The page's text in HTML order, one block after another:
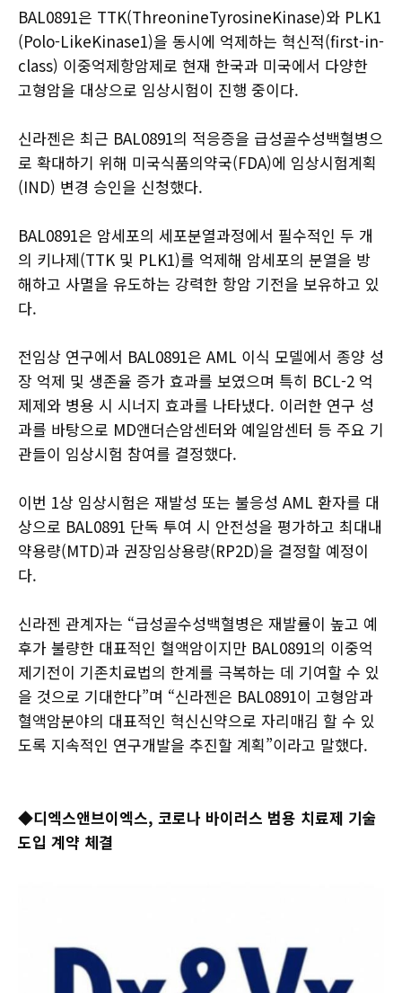
BAL0891은 TTK(ThreonineTyrosineKinase)와 PLK1
(Polo-LikeKinase1)을 동시에 억제하는 혁신적(first-in-
class) 이중억제항암제로 현재 한국과 미국에서 다양한
고형암을 대상으로 임상시험이 진행 중이다.
신라젠은 최근 BAL0891의 적응증을 급성골수성백혈병으
로 확대하기 위해 미국식품의약국(FDA)에 임상시험계획
(IND) 변경 승인을 신청했다.
BAL0891은 암세포의 세포분열과정에서 필수적인 두 개
의 키나제(TTK 및 PLK1)를 억제해 암세포의 분열을 방
해하고 사멸을 유도하는 강력한 항암 기전을 보유하고 있
다.
전임상 연구에서 BAL0891은 AML 이식 모델에서 종양 성
장 억제 및 생존율 증가 효과를 보였으며 특히 BCL-2 억
제제와 병용 시 시너지 효과를 나타냈다. 이러한 연구 성
과를 바탕으로 MD앤더슨암센터와 예일암센터 등 주요 기
관들이 임상시험 참여를 결정했다.
이번 1상 임상시험은 재발성 또는 불응성 AML 환자를 대
상으로 BAL0891 단독 투여 시 안전성을 평가하고 최대내
약용량(MTD)과 권장임상용량(RP2D)을 결정할 예정이
다.
신라젠 관계자는 “급성골수성백혈병은 재발률이 높고 예
후가 불량한 대표적인 혈액암이지만 BAL0891의 이중억
제기전이 기존치료법의 한계를 극복하는 데 기여할 수 있
을 것으로 기대한다”며 “신라젠은 BAL0891이 고형암과
혈액암분야의 대표적인 혁신신약으로 자리매김 할 수 있
도록 지속적인 연구개발을 추진할 계획”이라고 말했다.
◆디엑스앤브이엑스, 코로나 바이러스 범용 치료제 기술
도입 계약 체결